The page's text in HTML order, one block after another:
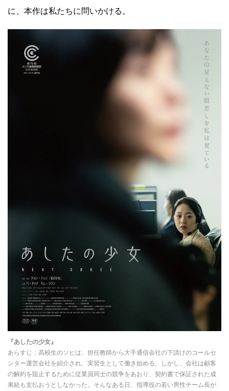
に、本作は私たちに問いかける。
『あしたの少女』
あらすじ：高校生のソヒは、担任教師から大手通信会社の下請けのコールセ
ンター運営会社を紹介され、実習生として働き始める。しかし、会社は顧客
の解約を阻止するために従業員同士の競争をあおり、契約書で保証された成
果給も支払おうとしなかった。そんなある日、指導役の若い男性チーム長が